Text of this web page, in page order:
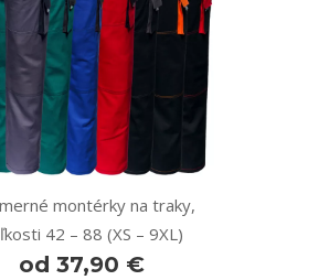
montérky na traky,
42 – 88 (XS – 9XL)
od 37,90 €